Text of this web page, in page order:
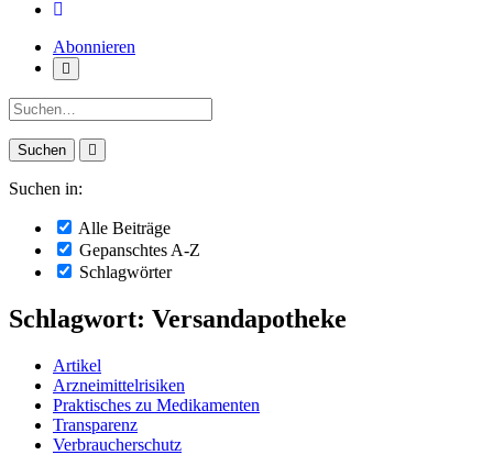
Abonnieren
Suche:
Suchen in:
Alle Beiträge
Gepanschtes A-Z
Schlagwörter
Schlagwort: Versandapotheke
Artikel
Arzneimittelrisiken
Praktisches zu Medikamenten
Transparenz
Verbraucherschutz